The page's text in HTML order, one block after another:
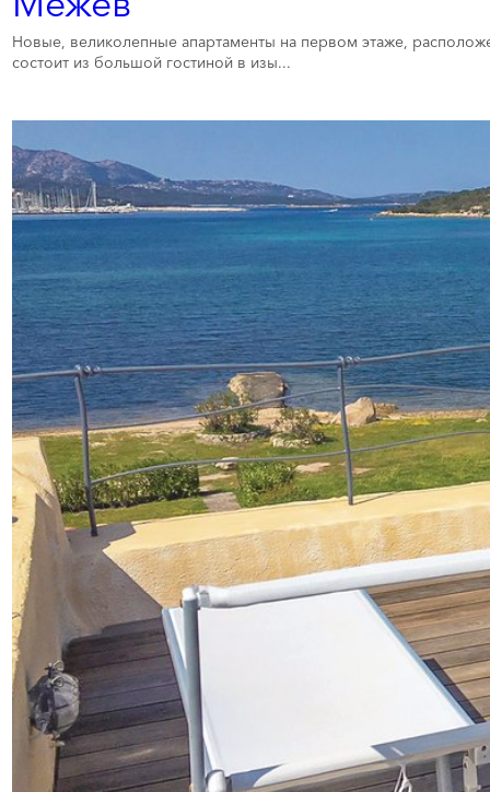
Новые, великолепные апартаменты на первом этаже,
состоит из большой гостиной в изы...